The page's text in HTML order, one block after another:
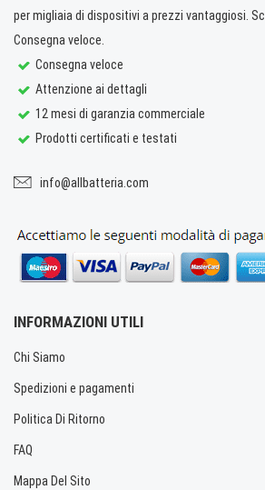
per migliaia di dispositivi a prezzi vantaggiosi.
Consegna veloce.
Consegna veloce
Attenzione ai dettagli
12 mesi di garanzia commerciale
Prodotti certificati e testati
info@allbatteria.com
INFORMAZIONI UTILI
Chi Siamo
Spedizioni e pagamenti
Politica Di Ritorno
FAQ
Mappa Del Sito